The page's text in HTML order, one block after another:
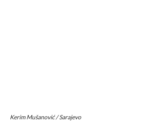
Kerim Mušanović / Sarajevo